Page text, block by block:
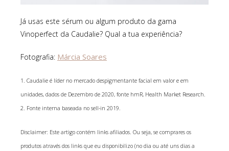
Já usas este sérum ou algum produto da gama
Vinoperfect da Caudalie? Qual a tua experiência?
Fotografia: Márcia Soares
1. Caudalie é líder no mercado despigmentante facial em valor e em
unidades, dados de Dezembro de 2020, fonte hmR, Health Market Research.
2. Fonte interna baseada no sell-in 2019.
Disclaimer: Este artigo contém links afiliados. Ou seja, se comprares os
produtos através dos links que eu disponibilizo (no dia ou até uns dias a